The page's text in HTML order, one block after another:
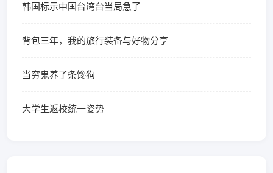
韩国标示中国台湾台当局急了
背包三年，我的旅行装备与好物分享
当穷鬼养了条馋狗
大学生返校统一姿势